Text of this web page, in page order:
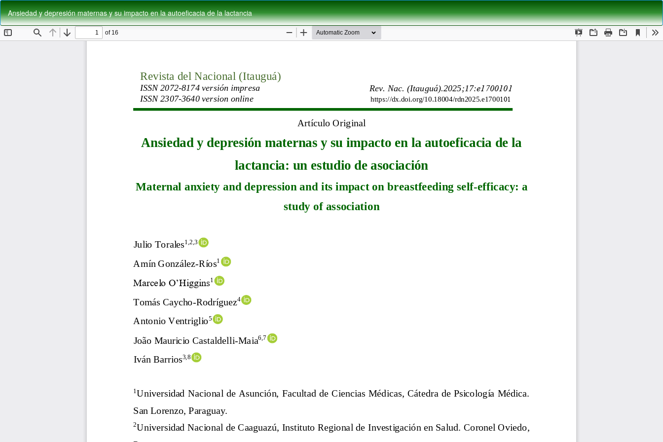
Volver
a
los
detalles
del
Ansiedad y depresión maternas y su impacto en la autoeficacia de la lactancia